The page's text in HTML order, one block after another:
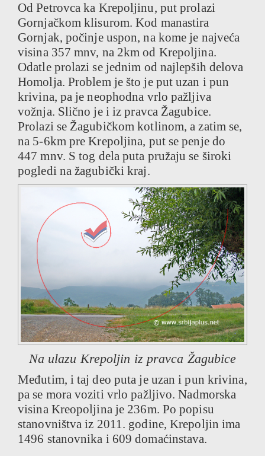
Od Petrovca ka Krepoljinu, put prolazi
Gornjačkom klisurom. Kod manastira
Gornjak, počinje uspon, na kome je najveća
visina 357 mnv, na 2km od Krepoljina.
Odatle prolazi se jednim od najlepših delova
Homolja. Problem je što je put uzan i pun
krivina, pa je neophodna vrlo pažljiva
vožnja. Slično je i iz pravca Žagubice.
Prolazi se Žagubičkom kotlinom, a zatim se,
na 5-6km pre Krepoljina, put se penje do
447 mnv. S tog dela puta pružaju se široki
pogledi na žagubički kraj.
Na ulazu Krepoljin iz pravca Žagubice
Međutim, i taj deo puta je uzan i pun krivina,
pa se mora voziti vrlo pažljivo. Nadmorska
visina Kreopoljina je 236m. Po popisu
stanovništva iz 2011. godine, Krepoljin ima
1496 stanovnika i 609 domaćinstava.